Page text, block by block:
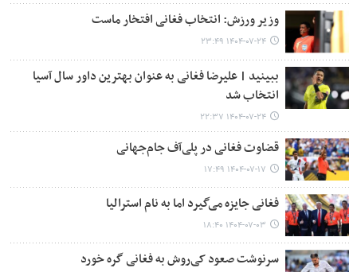
وزیر ورزش: انتخاب فغانی افتخار ماست
۱۴۰۴-۰۷-۲۴ ۲۳:۴۹
ببینید | علیرضا فغانی به عنوان بهترین داور سال آسیا
انتخاب شد
۱۴۰۴-۰۷-۲۴ ۲۲:۳۷
قضاوت فغانی در پلی‌آف جام‌جهانی
۱۴۰۴-۰۷-۱۷ ۱۷:۴۹
فغانی جایزه می‌گیرد اما به نام استرالیا
۱۴۰۴-۰۷-۰۳ ۱۸:۴۰
سرنوشت صعود کی‌روش به فغانی گره خورد